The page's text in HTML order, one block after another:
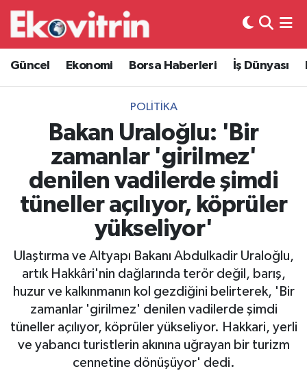
Güncel Ekonomi Borsa Haberleri İş Dünyası
POLITIKA
Bakan Uraloğlu: 'Bir
zamanlar 'girilmez'
denilen vadilerde şimdi
tüneller açılıyor, köprüler
yükseliyor'
Ulaştırma ve Altyapı Bakanı Abdulkadir Uraloğlu,
artık Hakkâri'nin dağlarında terör değil, barış,
huzur ve kalkınmanın kol gezdiğini belirterek, 'Bir
zamanlar 'girilmez' denilen vadilerde şimdi
tüneller açılıyor, köprüler yükseliyor. Hakkari, yerli
ve yabancı turistlerin akınına uğrayan bir turizm
cennetine dönüşüyor' dedi.
Güncel
Ekonomi
Borsa Haberleri
İş Dünyası
Lojistik
Asayiş
Magazin
Gayrimenkul
Hava Durumu
Trafik Durumu
Süper Lig Puan Durumu ve Fikstür
Tüm Manşetler
Son Dakika Haberleri
Haber Arşivi